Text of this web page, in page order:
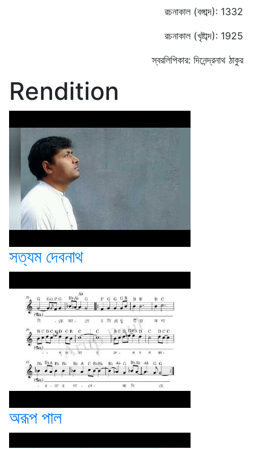
রচনাকাল (বঙ্গাব্দ): 1332
রচনাকাল (খৃষ্টাব্দ): 1925
স্বরলিপিকার: দিনেন্দ্রনাথ ঠাকুর
Rendition
সত্যম দেবনাথ
অরূপ পাল